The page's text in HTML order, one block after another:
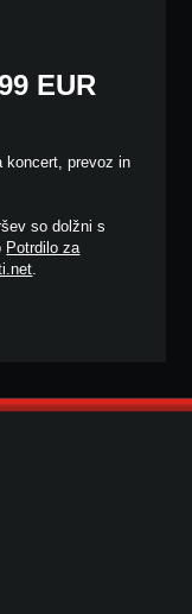
EUR
koncert, prevoz in
so dolžni s
Potrdilo za
.